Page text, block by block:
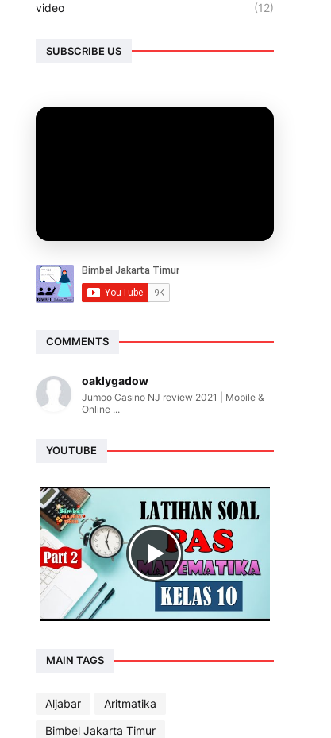
video (12)
SUBSCRIBE US
COMMENTS
oaklygadow
Jumoo Casino NJ review 2021 | Mobile &
Online ...
YOUTUBE
MAIN TAGS
Aljabar
Aritmatika
Bimbel Jakarta Timur